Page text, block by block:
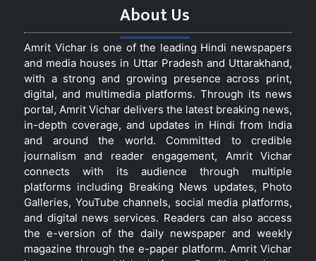
About Us
Amrit Vichar is one of the leading Hindi newspapers
and media houses in Uttar Pradesh and Uttarakhand,
with a strong and growing presence across print,
digital, and multimedia platforms. Through its news
portal, Amrit Vichar delivers the latest breaking news,
in-depth coverage, and updates in Hindi from India
and around the world. Committed to credible
journalism and reader engagement, Amrit Vichar
connects with its audience through multiple
platforms including Breaking News updates, Photo
Galleries, YouTube channels, social media platforms,
and digital news services. Readers can also access
the e-version of the daily newspaper and weekly
magazine through the e-paper platform. Amrit Vichar